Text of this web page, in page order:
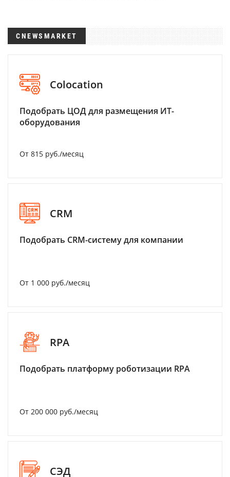
CNEWSMARKET
Colocation
Подобрать ЦОД для размещения ИТ-
оборудования
От 815 руб./месяц
CRM
Подобрать CRM-систему для компании
От 1 000 руб./месяц
RPA
Подобрать платформу роботизации RPA
От 200 000 руб./месяц
СЭД